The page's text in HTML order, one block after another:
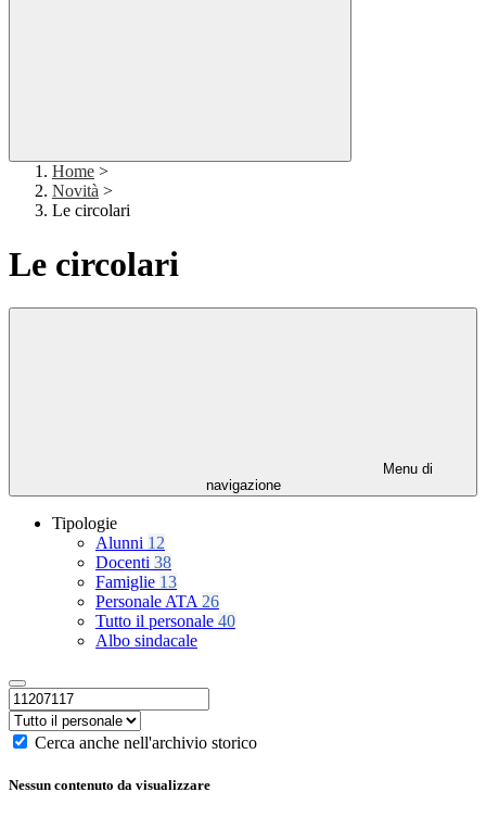
Home >
Novità >
Le circolari
Le circolari
Menu di
navigazione
Tipologie
Alunni 12
Docenti 38
Famiglie 13
Personale ATA 26
Tutto il personale 40
Albo sindacale
Cerca anche nell'archivio storico
Nessun contenuto da visualizzare